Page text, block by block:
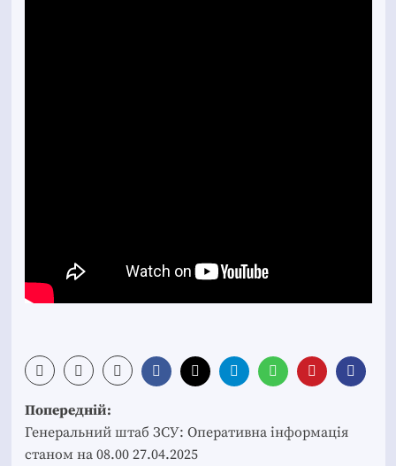
Post
navigation
Попередній:
Генеральний штаб ЗСУ: Оперативна інформація
станом на 08.00 27.04.2025